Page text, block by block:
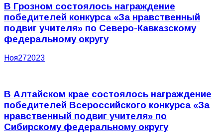
В Грозном состоялось награждение
победителей конкурса «За нравственный
подвиг учителя» по Северо-Кавказскому
федеральному округу
Ноя272023
В Алтайском крае состоялось награждение
победителей Всероссийского конкурса «За
нравственный подвиг учителя» по
Сибирскому федеральному округу